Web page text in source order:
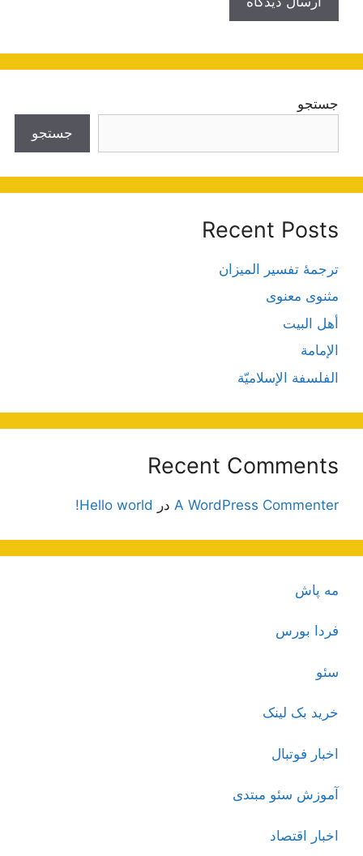
جستجو
جستجو
Recent Posts
ترجمۀ تفسیر المیزان
مثنوی معنوی
أهل البيت
الإمامة
الفلسفة الإسلاميّة
Recent Comments
A WordPress Commenter در Hello world!
مه پاش
فردا بورس
سئو
خرید بک لینک
اخبار فوتبال
آموزش سئو مبتدی
اخبار اقتصاد